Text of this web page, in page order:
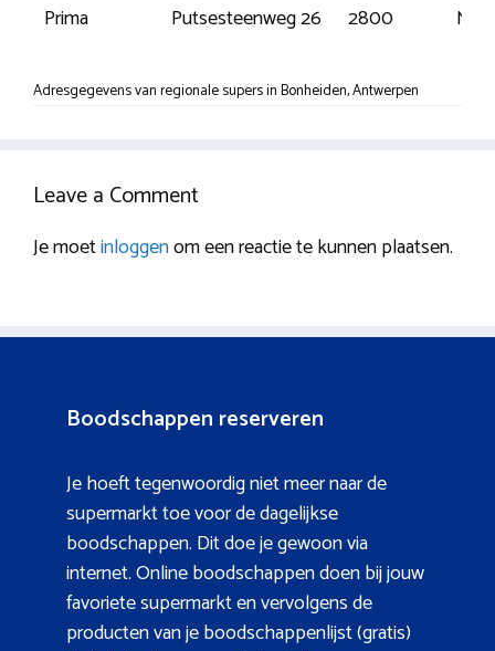
Prima
Putsesteenweg 26 2800
Adresgegevens van regionale supers in Bonheiden, Antwerpen
Leave a Comment
Je moetinloggenom een reactie te kunnen plaatsen.
Boodschappen reserveren
Je hoeft tegenwoordig niet meer naar de
supermarkt toe voor de dagelijkse
boodschappen. Dit doe je gewoon via
internet. Online boodschappen doen bij jouw
favoriete supermarkt en vervolgens de
producten van je boodschappenlijst (gratis)